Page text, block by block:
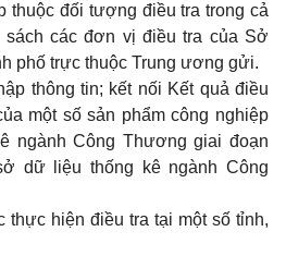
thuộc đối tượng điều tra trong cả
các đơn vị điều tra của Sở
phố trực thuộc Trung ương gửi.
thông tin; kết nối Kết quả điều
một số sản phẩm công nghiệp
ngành Công Thương giai đoạn
dữ liệu thống kê ngành Công
thực hiện điều tra tại một số tỉnh,